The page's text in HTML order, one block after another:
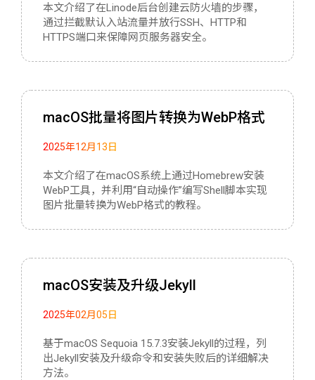
本文介绍了在Linode后台创建云防火墙的步骤，
通过拦截默认入站流量并放行SSH、HTTP和
HTTPS端口来保障网页服务器安全。
macOS批量将图片转换为WebP格式
2025年12月13日
本文介绍了在macOS系统上通过Homebrew安装
WebP工具，并利用“自动操作”编写Shell脚本实现
图片批量转换为WebP格式的教程。
macOS安装及升级Jekyll
2025年02月05日
基于macOS Sequoia 15.7.3安装Jekyll的过程，列
出Jekyll安装及升级命令和安装失败后的详细解决
方法。